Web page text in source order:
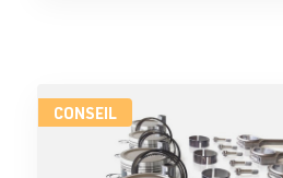
CONSEIL